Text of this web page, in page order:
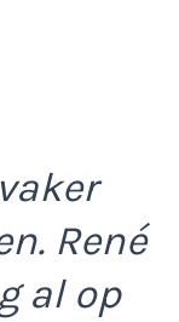
René
al op